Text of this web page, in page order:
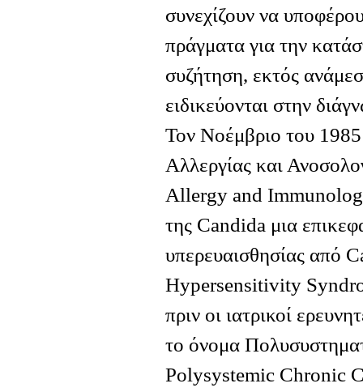
συνεχίζουν να
πράγματα για την
συζήτηση, εκτός
ειδικεύονται στην
Τον Νοέμβριο του
Αλλεργίας και
Allergy and
της Candida μια
υπερευαισθησίας από
Hypersensitivity
πριν οι ιατρικοί
το όνομα
Polysystemic Chronic